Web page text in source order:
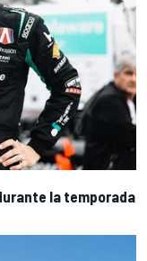
la temporada